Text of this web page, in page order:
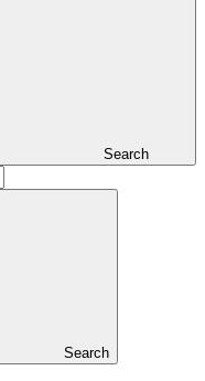
Search
Search